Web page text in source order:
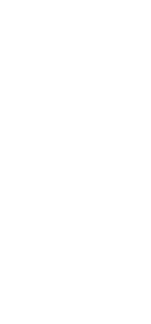
Ngakak